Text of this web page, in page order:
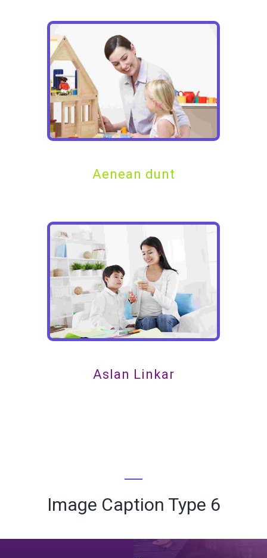
Aenean dunt
Aslan Linkar
Image Caption Type 6